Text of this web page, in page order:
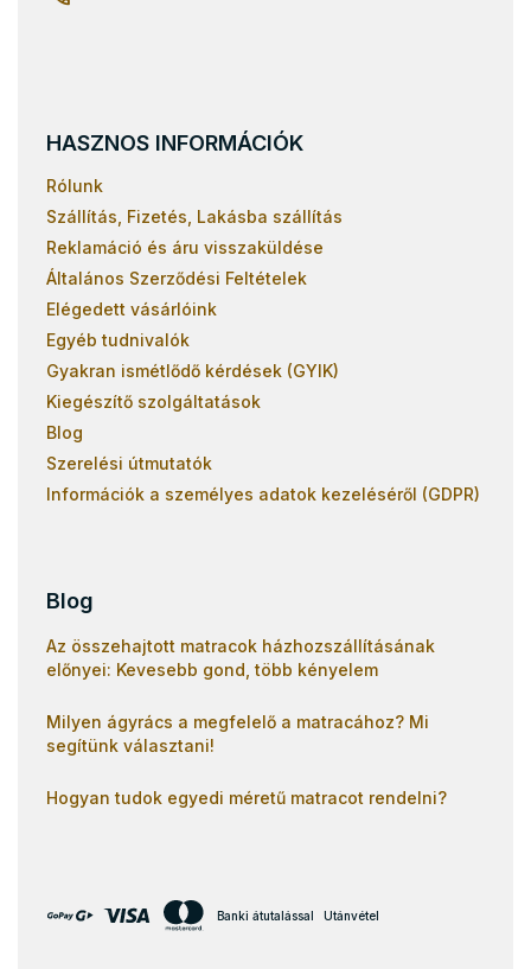
HASZNOS INFORMÁCIÓK
Rólunk
Szállítás, Fizetés, Lakásba szállítás
Reklamáció és áru visszaküldése
Általános Szerződési Feltételek
Elégedett vásárlóink
Egyéb tudnivalók
Gyakran ismétlődő kérdések (GYIK)
Kiegészítő szolgáltatások
Blog
Szerelési útmutatók
Információk a személyes adatok kezeléséről (GDPR)
Blog
Az összehajtott matracok házhozszállításának
előnyei: Kevesebb gond, több kényelem
Milyen ágyrács a megfelelő a matracához? Mi
segítünk választani!
Hogyan tudok egyedi méretű matracot rendelni?
Banki átutalással Utánvétel